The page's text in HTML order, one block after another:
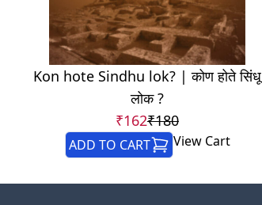
Kon hote Sindhu lok? | कोण होते सिंधू
लोक ?
₹162₹180
ADD TO CART View Cart